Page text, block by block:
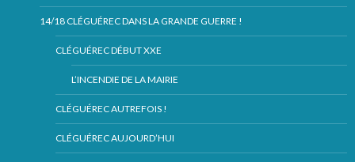
14/18 CLÉGUÉREC DANS LA GRANDE GUERRE !
CLÉGUÉREC DÉBUT XXE
L’INCENDIE DE LA MAIRIE
CLÉGUÉREC AUTREFOIS !
CLÉGUÉREC AUJOURD’HUI